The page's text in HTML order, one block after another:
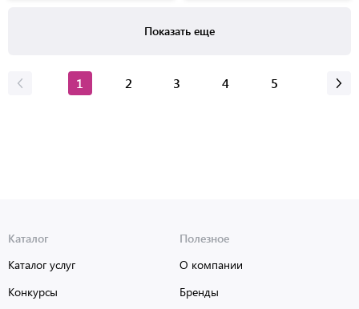
ОСНОВАНИЕ, LAIMA HOME,Показать еще
1 2 3 4 5
Каталог
Каталог услуг
Конкурсы
Полезное
О компании
Бренды